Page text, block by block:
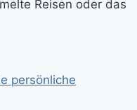
Reisen oder das
persönliche